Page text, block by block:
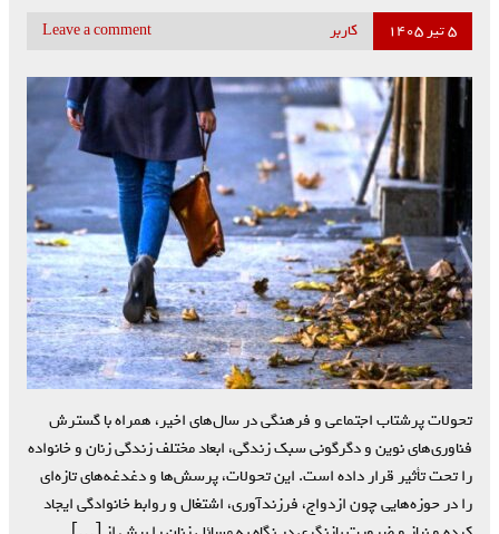
۵ تیر ۱۴۰۵ کاربر Leave a comment
تحولات پرشتاب اجتماعی و فرهنگی در سال‌های اخیر، همراه با گسترش
فناوری‌های نوین و دگرگونی سبک زندگی، ابعاد مختلف زندگی زنان و خانواده
را تحت تأثیر قرار داده است. این تحولات، پرسش‌ها و دغدغه‌های تازه‌ای
را در حوزه‌هایی چون ازدواج، فرزندآوری، اشتغال و روابط خانوادگی ایجاد